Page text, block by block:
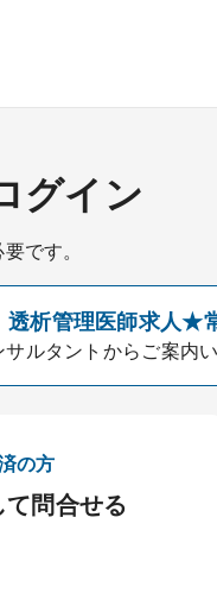
グイン
です。
析管理医師求人★
ルタントからご案内い
の方
て問合せる